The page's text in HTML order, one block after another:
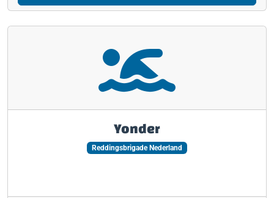
Yonder
Reddingsbrigade Nederland